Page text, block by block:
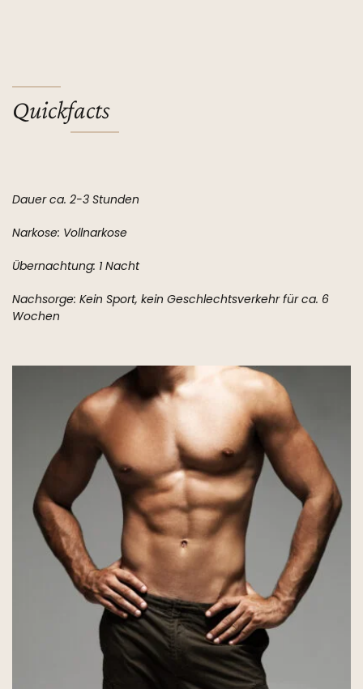
Quickfacts
Dauer ca. 2-3 Stunden
Narkose: Vollnarkose
Übernachtung: 1 Nacht
Nachsorge: Kein Sport, kein Geschlechtsverkehr für ca. 6
Wochen